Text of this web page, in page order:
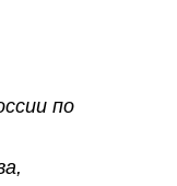
по